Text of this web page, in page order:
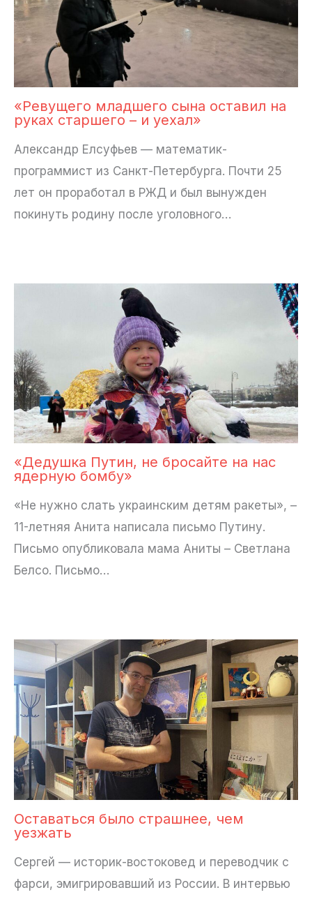
«Ревущего младшего сына оставил на
руках старшего – и уехал»
Александр Елсуфьев — математик-
программист из Санкт-Петербурга. Почти 25
лет он проработал в РЖД и был вынужден
покинуть родину после уголовного…
«Дедушка Путин, не бросайте на нас
ядерную бомбу»
«Не нужно слать украинским детям ракеты», –
11-летняя Анита написала письмо Путину.
Письмо опубликовала мама Аниты – Светлана
Белсо. Письмо…
Оставаться было страшнее, чем
уезжать
Сергей — историк-востоковед и переводчик с
фарси, эмигрировавший из России. В интервью